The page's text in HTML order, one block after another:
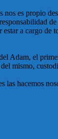
nos es propio
a cargo de
Adam, el
mismo,
las hacemos